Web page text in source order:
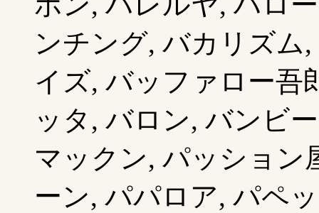
ンチング, バカリズム
イズ, バッファロー吾
ッタ, バロン, バンビ
マックン, パッション
ーン, パパロア, パペ